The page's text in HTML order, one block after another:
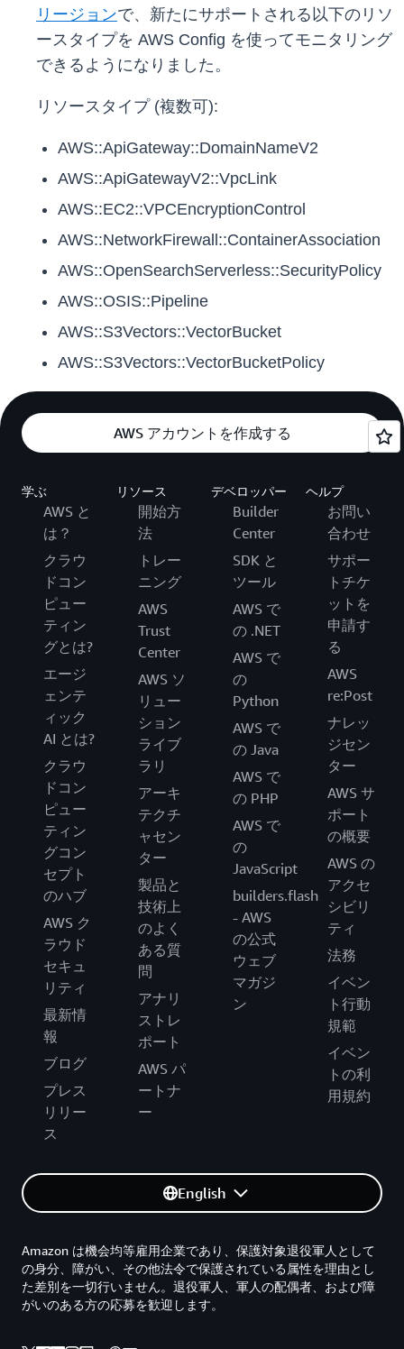
リージョンで、新たにサポートされる以下のリソ
ースタイプを AWS Config を使ってモニタリング
できるようになりました。
リソースタイプ (複数可):
AWS::ApiGateway::DomainNameV2
AWS::ApiGatewayV2::VpcLink
AWS::EC2::VPCEncryptionControl
AWS::NetworkFirewall::ContainerAssociation
AWS::OpenSearchServerless::SecurityPolicy
AWS::OSIS::Pipeline
AWS::S3Vectors::VectorBucket
AWS::S3Vectors::VectorBucketPolicy
AWS アカウントを作成する
学ぶ
AWS と
は？
クラウ
ドコン
ピュー
ティン
グとは?
エージ
ェンテ
ィック
AI とは?
クラウ
ドコン
ピュー
ティン
グコン
セプト
のハブ
AWS ク
ラウド
セキュ
リティ
最新情
報
ブログ
プレス
リリー
ス
リソース
開始方
法
トレー
ニング
AWS
Trust
Center
AWS ソ
リュー
ション
ライブ
ラリ
アーキ
テクチ
ャセン
ター
製品と
技術上
のよく
ある質
問
アナリ
ストレ
ポート
AWS パ
ートナ
ー
デベロッパー
Builder
Center
SDK と
ツール
AWS で
の .NET
AWS で
の
Python
AWS で
の Java
AWS で
の PHP
AWS で
の
JavaScript
builders.flash
- AWS
の公式
ウェブ
マガジ
ン
ヘルプ
お問い
合わせ
サポー
トチケ
ットを
申請す
る
AWS
re:Post
ナレッ
ジセン
ター
AWS サ
ポート
の概要
AWS の
アクセ
シビリ
ティ
法務
イベン
ト行動
規範
イベン
トの利
用規約
English
Amazon は機会均等雇用企業であり、保護対象退役軍人として
の身分、障がい、その他法令で保護されている属性を理由とし
た差別を一切行いません。退役軍人、軍人の配偶者、および障
がいのある方の応募を歓迎します。